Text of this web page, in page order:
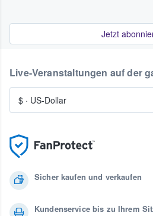
Jetzt
Sicher kaufen und verkaufen
Kundenservice bis zu Ihrem
Live-Veranstaltungen auf der
$ · US-Dollar